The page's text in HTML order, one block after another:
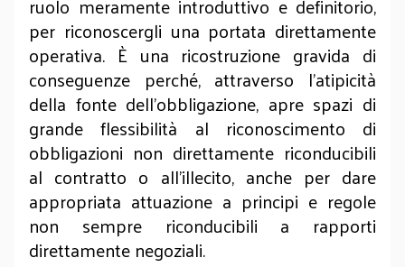
per riconoscergli una portata direttamente
operativa. È una ricostruzione gravida di
conseguenze perché, attraverso l’atipicità
della fonte dell’obbligazione, apre spazi di
grande flessibilità al riconoscimento di
obbligazioni non direttamente riconducibili
al contratto o all’illecito, anche per dare
appropriata attuazione a principi e regole
non sempre riconducibili a rapporti
direttamente negoziali.